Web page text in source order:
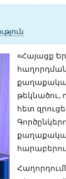
«Հայացք
թեկնածու,
հետ